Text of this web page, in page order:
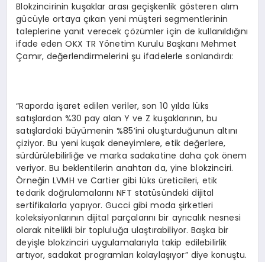
Blokzincirinin kuşaklar arası geçişkenlik gösteren alım
gücüyle ortaya çıkan yeni müşteri segmentlerinin
taleplerine yanıt verecek çözümler için de kullanıldığını
ifade eden OKX TR Yönetim Kurulu Başkanı Mehmet
Çamır, değerlendirmelerini şu ifadelerle sonlandırdı:
“Raporda işaret edilen veriler, son 10 yılda lüks
satışlardan %30 pay alan Y ve Z kuşaklarının, bu
satışlardaki büyümenin %85’ini oluşturduğunun altını
çiziyor. Bu yeni kuşak deneyimlere, etik değerlere,
sürdürülebilirliğe ve marka sadakatine daha çok önem
veriyor. Bu beklentilerin anahtarı da, yine blokzinciri.
Örneğin LVMH ve Cartier gibi lüks üreticileri, etik
tedarik doğrulamalarını NFT statüsündeki dijital
sertifikalarla yapıyor. Gucci gibi moda şirketleri
koleksiyonlarının dijital parçalarını bir ayrıcalık nesnesi
olarak nitelikli bir topluluğa ulaştırabiliyor. Başka bir
deyişle blokzinciri uygulamalarıyla takip edilebilirlik
artıyor, sadakat programları kolaylaşıyor” diye konuştu.